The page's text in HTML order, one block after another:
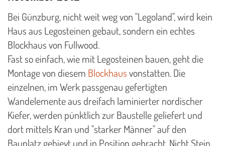
Bei Günzburg, nicht weit weg von "Legoland", wird kein
Haus aus Legosteinen gebaut, sondern ein echtes
Blockhaus von Fullwood.
Fast so einfach, wie mit Legosteinen bauen, geht die
Montage von diesem Blockhausvonstatten. Die
einzelnen, im Werk passgenau gefertigten
Wandelemente aus dreifach laminierter nordischer
Kiefer, werden pünktlich zur Baustelle geliefert und
dort mittels Kran und "starker Männer" auf den
Bauplatz gehievt und in Position gebracht. Nicht Stein